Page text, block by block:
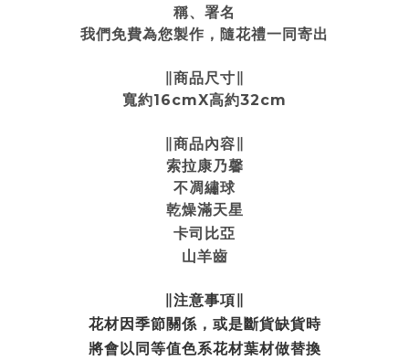
稱、署名
我們免費為您製作，隨花禮一同寄出
∥商品尺寸∥
寬約16cmX高約32cm
∥商品內容∥
索拉康乃馨
不凋繡球
乾燥滿天星
卡司比亞
山羊齒
∥注意事項∥
花材因季節關係，或是斷貨缺貨時
將會以同等值色系花材葉材做替換